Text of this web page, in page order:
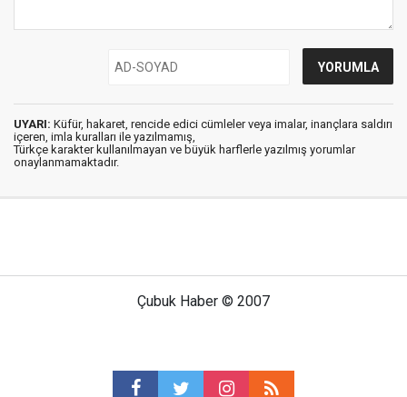
UYARI: Küfür, hakaret, rencide edici cümleler veya imalar, inançlara saldırı
içeren, imla kuralları ile yazılmamış,
Türkçe karakter kullanılmayan ve büyük harflerle yazılmış yorumlar
onaylanmamaktadır.
Çubuk Haber © 2007